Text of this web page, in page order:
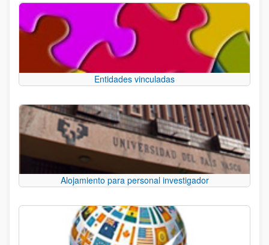
Entidades vinculadas
Alojamiento para personal investigador